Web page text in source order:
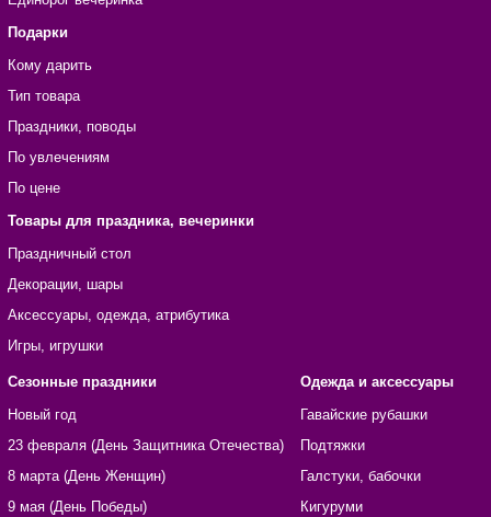
Подарки
Кому дарить
Тип товара
Праздники, поводы
По увлечениям
По цене
Товары для праздника, вечеринки
Праздничный стол
Декорации, шары
Аксессуары, одежда, атрибутика
Игры, игрушки
Сезонные праздники
Новый год
23 февраля (День Защитника Отечества)
8 марта (День Женщин)
9 мая (День Победы)
Одежда и аксессуары
Гавайские рубашки
Подтяжки
Галстуки, бабочки
Кигуруми